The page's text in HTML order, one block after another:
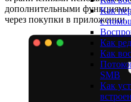
Как
с
Как
Как
SMB
Как
дополнительными
через покупки в приложении.